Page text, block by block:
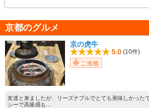
京都のグルメ
京の虎牛
5.0 (10件)
ご当地
友達と来ましたが、リーズナブルでとても美味しかった
シーで高級感も...